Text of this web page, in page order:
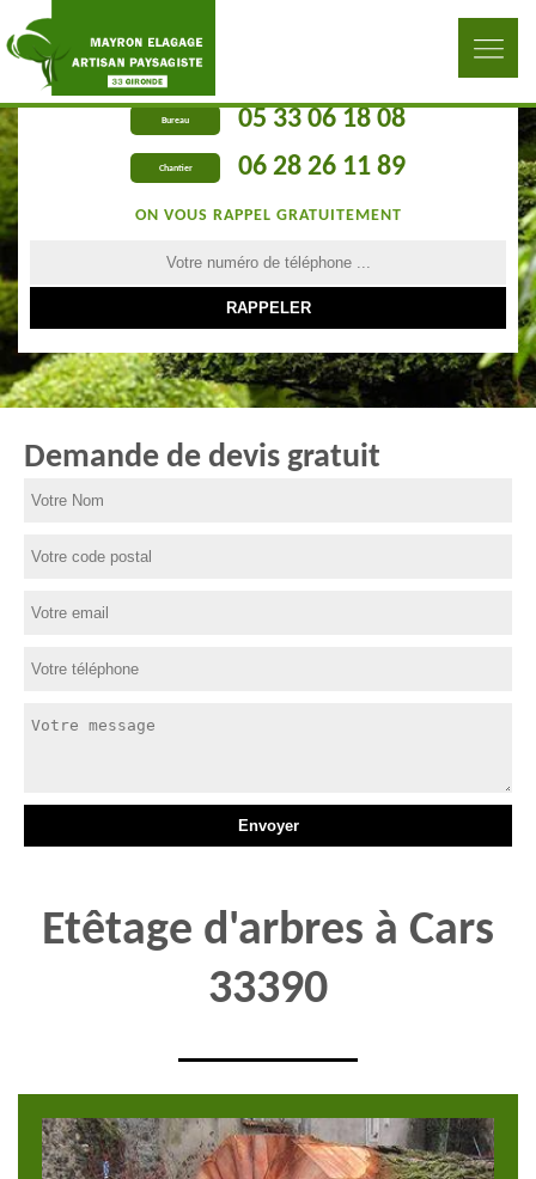
Bureau 05 33 06 18 08
Chantier 06 28 26 11 89
ON VOUS RAPPEL GRATUITEMENT
Demande de devis gratuit
Etêtage d'arbres à Cars
33390